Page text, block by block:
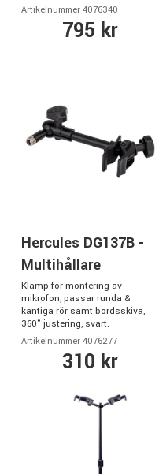
Artikelnummer 4076340
795 kr
Hercules DG137B -
Multihållare
Klamp för montering av
mikrofon, passar runda &
kantiga rör samt bordsskiva,
360° justering, svart.
Artikelnummer 4076277
310 kr